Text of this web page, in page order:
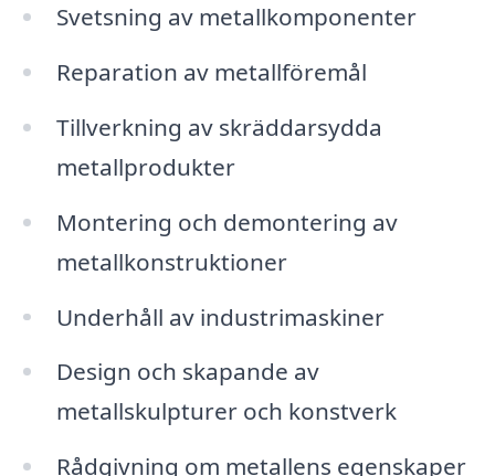
Svetsning av metallkomponenter
Reparation av metallföremål
Tillverkning av skräddarsydda
metallprodukter
Montering och demontering av
metallkonstruktioner
Underhåll av industrimaskiner
Design och skapande av
metallskulpturer och konstverk
Rådgivning om metallens egenskaper